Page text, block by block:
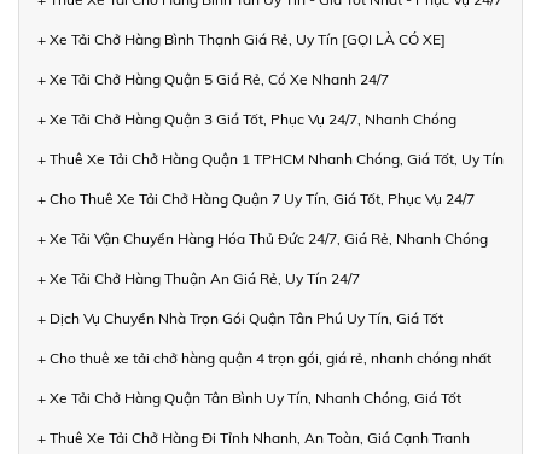
+ Xe Tải Chở Hàng Bình Thạnh Giá Rẻ, Uy Tín [GỌI LÀ CÓ XE]
+ Xe Tải Chở Hàng Quận 5 Giá Rẻ, Có Xe Nhanh 24/7
+ Xe Tải Chở Hàng Quận 3 Giá Tốt, Phục Vụ 24/7, Nhanh Chóng
+ Thuê Xe Tải Chở Hàng Quận 1 TPHCM Nhanh Chóng, Giá Tốt, Uy Tín
+ Cho Thuê Xe Tải Chở Hàng Quận 7 Uy Tín, Giá Tốt, Phục Vụ 24/7
+ Xe Tải Vận Chuyển Hàng Hóa Thủ Đức 24/7, Giá Rẻ, Nhanh Chóng
+ Xe Tải Chở Hàng Thuận An Giá Rẻ, Uy Tín 24/7
+ Dịch Vụ Chuyển Nhà Trọn Gói Quận Tân Phú Uy Tín, Giá Tốt
+ Cho thuê xe tải chở hàng quận 4 trọn gói, giá rẻ, nhanh chóng nhất
+ Xe Tải Chở Hàng Quận Tân Bình Uy Tín, Nhanh Chóng, Giá Tốt
+ Thuê Xe Tải Chở Hàng Đi Tỉnh Nhanh, An Toàn, Giá Cạnh Tranh